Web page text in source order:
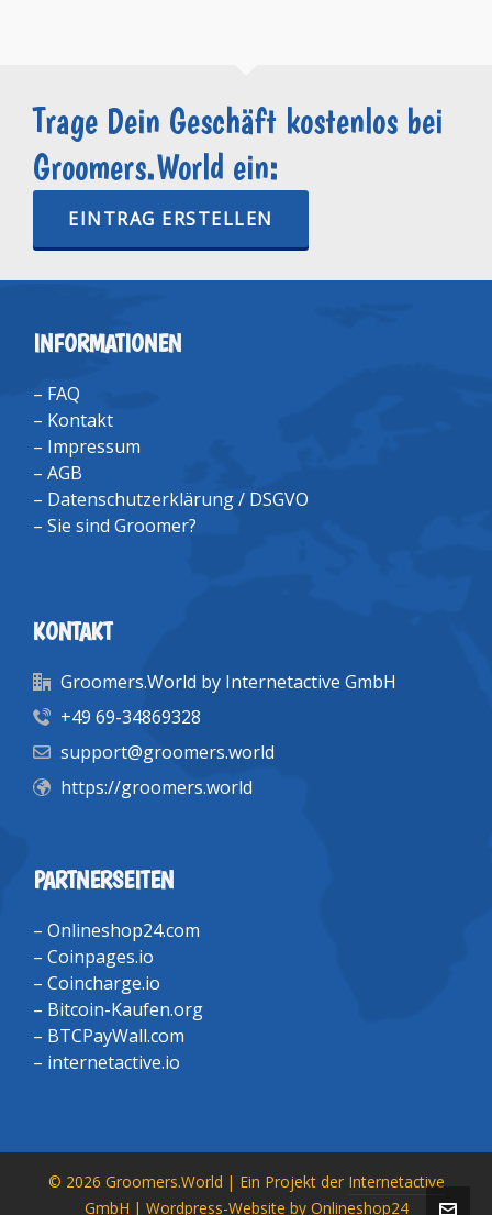
Trage Dein Geschäft kostenlos bei
Groomers.World ein:
EINTRAG ERSTELLEN
INFORMATIONEN
– FAQ
– Kontakt
– Impressum
– AGB
– Datenschutzerklärung / DSGVO
– Sie sind Groomer?
KONTAKT
Groomers.World by Internetactive GmbH
+49 69-34869328
support@groomers.world
https://groomers.world
PARTNERSEITEN
– Onlineshop24.com
– Coinpages.io
– Coincharge.io
– Bitcoin-Kaufen.org
– BTCPayWall.com
– internetactive.io
© 2026 Groomers.World | Ein Projekt der Internetactive
GmbH | Wordpress-Website by Onlineshop24